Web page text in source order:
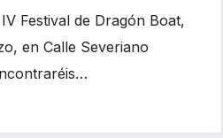
Festival de Dragón Boat,
en Calle Severiano